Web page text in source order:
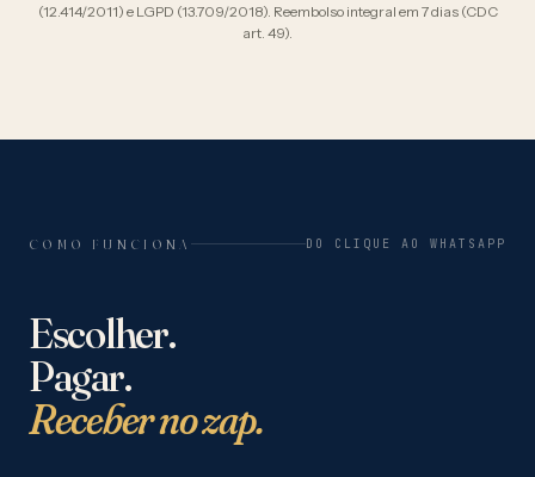
(12.414/2011) e LGPD (13.709/2018). Reembolso integral em 7 dias (CDC
art. 49).
COMO FUNCIONA DO CLIQUE AO WHATSAPP
Escolher.
Pagar.
Receber no zap.